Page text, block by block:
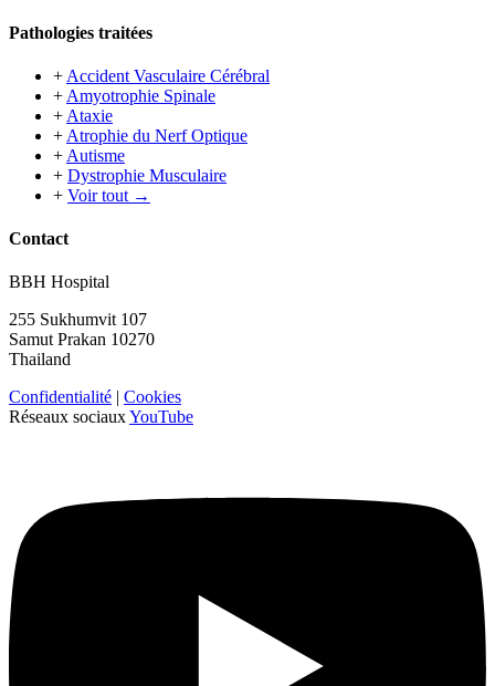
Pathologies traitées
+ Accident Vasculaire Cérébral
+ Amyotrophie Spinale
+ Ataxie
+ Atrophie du Nerf Optique
+ Autisme
+ Dystrophie Musculaire
+ Voir tout →
Contact
BBH Hospital
255 Sukhumvit 107
Samut Prakan 10270
Thailand
Confidentialité | Cookies
Réseaux sociauxYouTube